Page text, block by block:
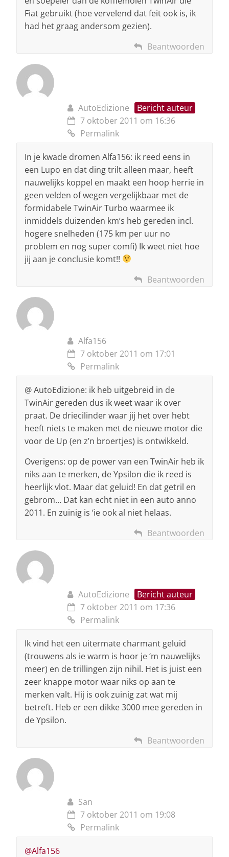
Fiat gebruikt (hoe vervelend dat feit ook is, ik
had het graag andersom gezien).
Beantwoorden
AutoEdizione
Bericht auteur
7 oktober 2011 om 16:36
Permalink
In je kwade dromen Alfa156: ik reed eens in
een Lupo en dat ding trilt alleen maar, heeft
nauwelijks koppel en maakt een hoop herrie in
geen velden of wegen vergelijkbaar met de
formidabele TwinAir Turbo waarmee ik
inmiddels duizenden km’s heb gereden incl.
hogere snelheden (175 km per uur no
problem en nog super comfi) Ik weet niet hoe
jij aan je conclusie komt!!
Beantwoorden
Alfa156
7 oktober 2011 om 17:01
Permalink
@ AutoEdizione: ik heb uitgebreid in de
TwinAir gereden dus ik weet waar ik over
praat. De driecilinder waar jij het over hebt
heeft niets te maken met de nieuwe motor die
voor de Up (en z’n broertjes) is ontwikkeld.
Overigens: op de power van een TwinAir heb ik
niks aan te merken, de Ypsilon die ik reed is
heerlijk vlot. Maar dat geluid! En dat getril en
gebrom… Dat kan echt niet in een auto anno
2011. En zuinig is ‘ie ook al niet helaas.
Beantwoorden
AutoEdizione
Bericht auteur
7 oktober 2011 om 17:36
Permalink
Ik vind het een uitermate charmant geluid
(trouwens als ie warm is hoor je ‘m nauwelijks
meer) en de trillingen zijn nihil. Het is juist een
zeer knappe motor waar niks op aan te
merken valt. Hij is ook zuinig zat wat mij
betreft. Heb er een dikke 3000 mee gereden in
de Ypsilon.
Beantwoorden
San
7 oktober 2011 om 19:08
Permalink
@Alfa156